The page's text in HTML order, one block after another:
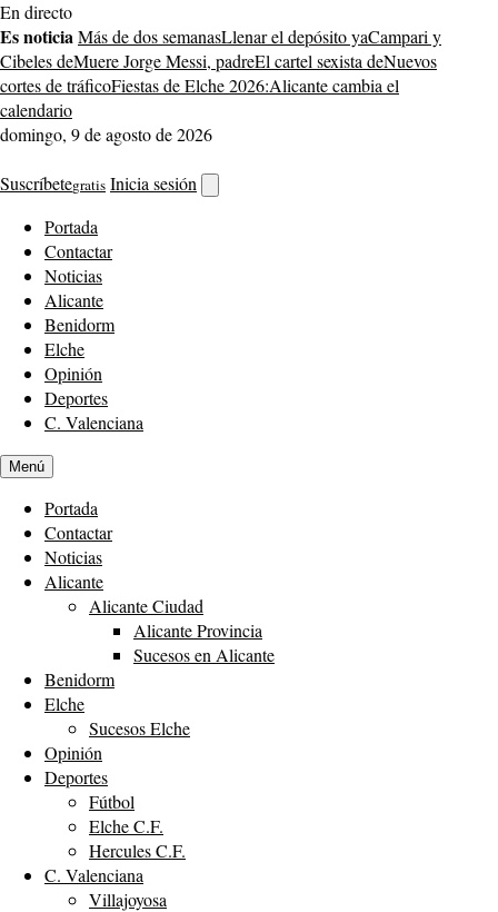
Saltar
al
contenido
En directo
Es noticiaMás de dos semanasLlenar el depósito yaCampari y
Cibeles deMuere Jorge Messi, padreEl cartel sexista deNuevos
cortes de tráficoFiestas de Elche 2026:Alicante cambia el
calendario
domingo, 9 de agosto de 2026
Suscríbetegratis Inicia sesión
buscador
Portada
Contactar
Noticias
Alicante
Benidorm
Elche
Opinión
Deportes
C. Valenciana
Menú
Portada
Contactar
Noticias
Alicante
Alicante Ciudad
Alicante Provincia
Sucesos en Alicante
Benidorm
Elche
Sucesos Elche
Opinión
Deportes
Fútbol
Elche C.F.
Hercules C.F.
C. Valenciana
Villajoyosa